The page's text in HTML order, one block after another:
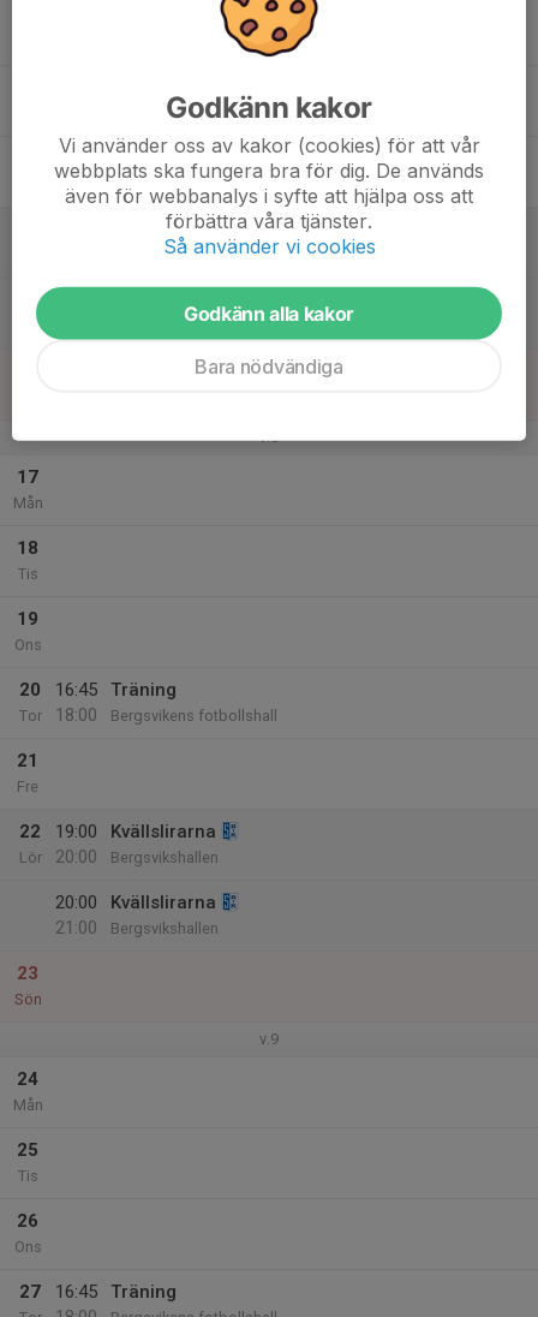
Bergsvikens fotbollshall
Kvällslirarna
Bergsvikshallen
Bergsvikshallen
v.8
17
Mån
18
Tis
19
Ons
20
Tor
16:45
18:00
Träning
Bergsvikens fotbollshall
21
Fre
22
Lör
19:00
20:00
Kvällslirarna
Bergsvikshallen
20:00
21:00
Kvällslirarna
Bergsvikshallen
23
Sön
v.9
24
Mån
25
Tis
26
Ons
27
16:45
Träning
Godkänn kakor
Vi använder oss av kakor (cookies) för att vår
webbplats ska fungera bra för dig. De används
även för webbanalys i syfte att hjälpa oss att
förbättra våra tjänster.
Så använder vi cookies
Godkänn alla kakor
Bara nödvändiga